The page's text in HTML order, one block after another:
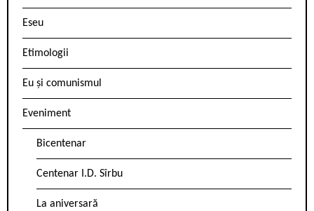
Eseu
Etimologii
Eu și comunismul
Eveniment
Bicentenar
Centenar I.D. Sîrbu
La aniversară